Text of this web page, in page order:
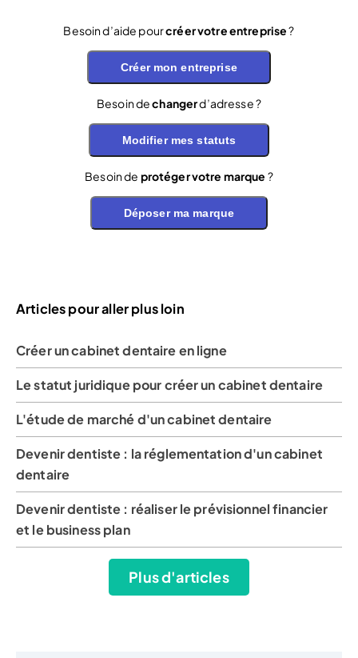
Besoin d’aide pourcréer votre entreprise?
Créer mon entreprise
Besoin dechangerd’adresse ?
Modifier mes statuts
Besoin de protéger votre marque ?
Déposer ma marque
Articles pour aller plus loin
Créer un cabinet dentaire en ligne
Le statut juridique pour créer un cabinet dentaire
L'étude de marché d'un cabinet dentaire
Devenir dentiste : la réglementation d'un cabinet
dentaire
Devenir dentiste : réaliser le prévisionnel financier
et le business plan
Plus d'articles